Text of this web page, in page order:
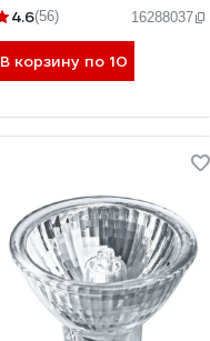
4.6(56) 16288037
В корзину по 10